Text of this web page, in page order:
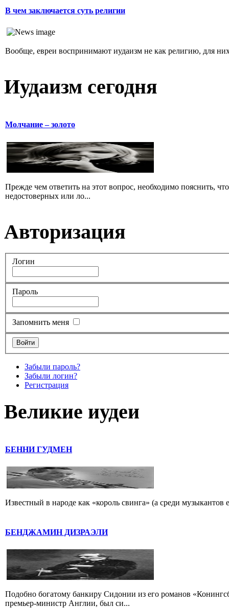
В чем заключается суть религии
Вообще, евреи воспринимают иудаизм не как религию, для
Иудаизм сегодня
Молчание – золото
Прежде чем ответить на этот вопрос, необходимо пояснить,
недостоверных или ло...
Авторизация
Логин
Пароль
Запомнить меня
Забыли пароль?
Забыли логин?
Регистрация
Великие иудеи
БЕННИ ГУДМЕН
Известный в народе как «король свинга» (а среди
БЕНДЖАМИН ДИЗРАЭЛИ
Подобно богатому банкиру Сидонии из его романов
премьер-министр Англии, был си...